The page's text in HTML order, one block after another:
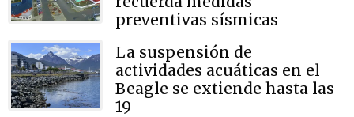
preventivas sísmicas
La suspensión de
actividades acuáticas en el
Beagle se extiende hasta las
19